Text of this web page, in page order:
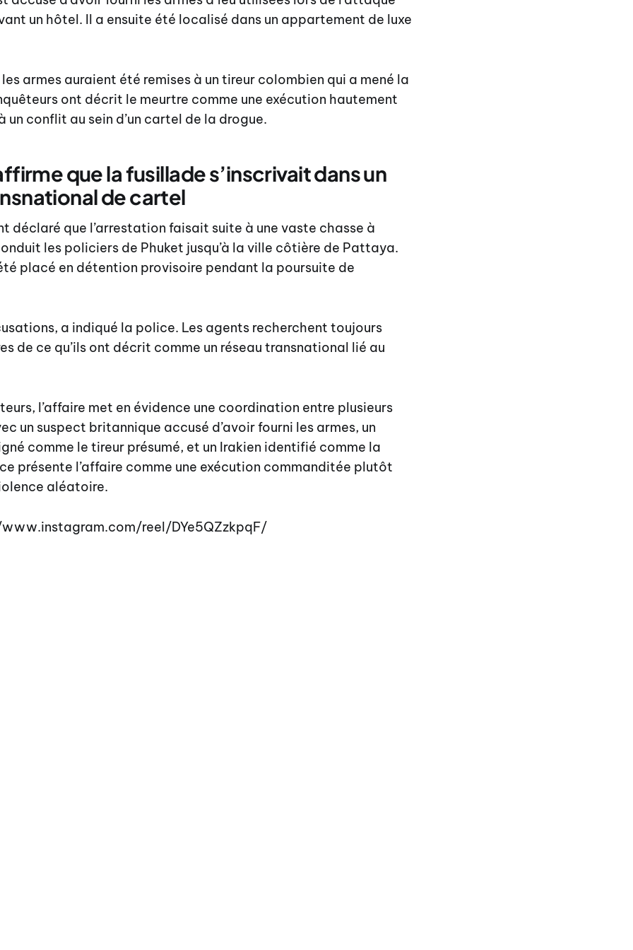
un hôtel. Il a ensuite été localisé dans un appartement de luxe
armes auraient été remises à un tireur colombien qui a mené la
ont décrit le meurtre comme une exécution hautement
un conflit au sein d’un cartel de la drogue.
que la fusillade s’inscrivait dans un
de cartel
déclaré que l’arrestation faisait suite à une vaste chasse à
les policiers de Phuket jusqu’à la ville côtière de Pattaya.
placé en détention provisoire pendant la poursuite de
a indiqué la police. Les agents recherchent toujours
de ce qu’ils ont décrit comme un réseau transnational lié au
l’affaire met en évidence une coordination entre plusieurs
un suspect britannique accusé d’avoir fourni les armes, un
comme le tireur présumé, et un Irakien identifié comme la
présente l’affaire comme une exécution commanditée plutôt
aléatoire.
reel/DYe5QZzkpqF/